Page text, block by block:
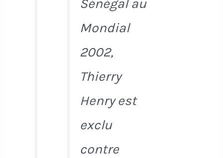
Sénégal au
Mondial
2002,
Thierry
Henry est
exclu
contre